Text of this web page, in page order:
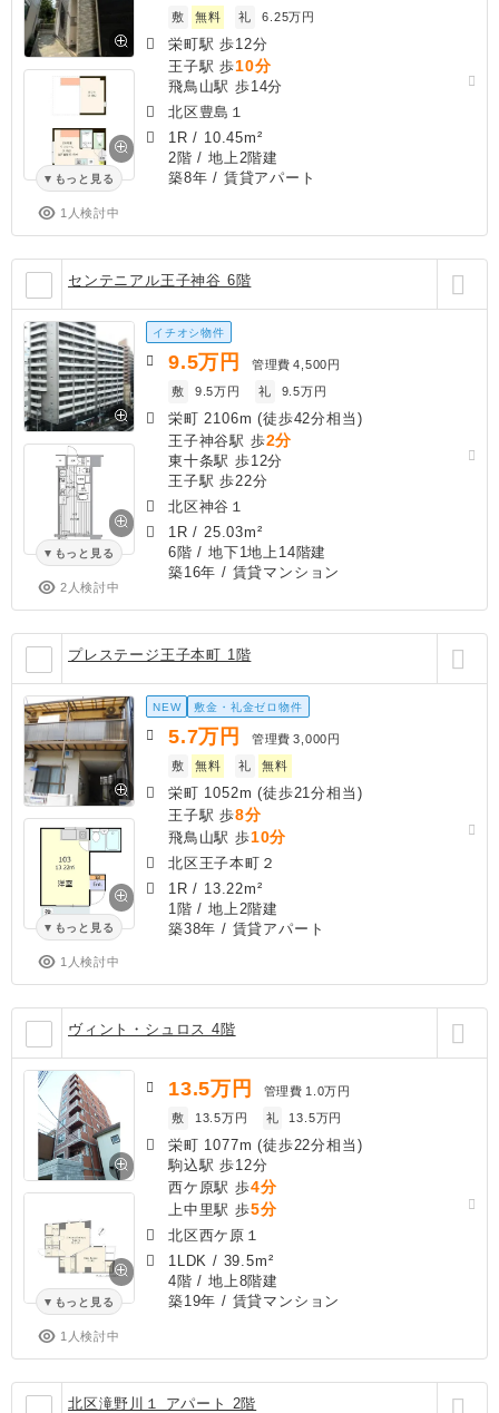
もっと見る
1人検討中
敷 無料 礼 6.25万円
栄町駅 歩12分
王子駅 歩10分
飛鳥山駅 歩14分
北区豊島１
1R / 10.45m²
2階 / 地上2階建
築8年 / 賃貸アパート
センテニアル王子神谷 6階
もっと見る
2人検討中
イチオシ物件
9.5万円 管理費 4,500円
敷
9.5万円 礼 9.5万円
栄町 2106m (徒歩42分相当)
王子神谷駅 歩2分
東十条駅 歩12分
王子駅 歩22分
北区神谷１
1R / 25.03m²
6階 / 地下1地上14階建
築16年 / 賃貸マンション
プレステージ王子本町 1階
もっと見る
1人検討中
NEW 敷金・礼金ゼロ物件
5.7万円 管理費 3,000円
敷
無料 礼 無料
栄町 1052m (徒歩21分相当)
王子駅 歩8分
飛鳥山駅 歩10分
北区王子本町２
1R / 13.22m²
1階 / 地上2階建
築38年 / 賃貸アパート
ヴィント・シュロス 4階
もっと見る
1人検討中
13.5万円 管理費 1.0万円
敷
13.5万円 礼 13.5万円
栄町 1077m (徒歩22分相当)
駒込駅 歩12分
西ケ原駅 歩4分
上中里駅 歩5分
北区西ケ原１
1LDK / 39.5m²
4階 / 地上8階建
築19年 / 賃貸マンション
北区滝野川１ アパート 2階